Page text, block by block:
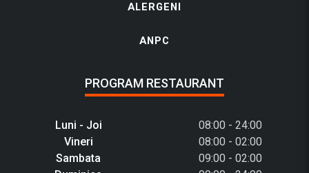
ALERGENI
ANPC
PROGRAM RESTAURANT
Luni - Joi
08:00 - 24:00
Vineri
08:00 - 02:00
Sambata
09:00 - 02:00